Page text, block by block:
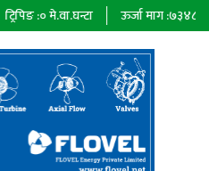
ट्रिपिङ :०मे.वा.घन्टा ऊर्जा माग :७३४८५